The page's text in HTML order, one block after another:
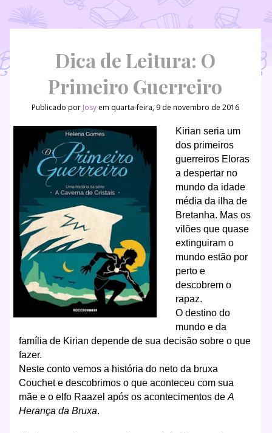
Dica de Leitura: O
Primeiro Guerreiro
Publicado por Josy em quarta-feira, 9 de novembro de 2016
Kirian seria um
dos primeiros
guerreiros Eloras
a despertar no
mundo da idade
média da ilha de
Bretanha. Mas os
vilões que quase
extinguiram o
mundo estão por
perto e
descobrem o
rapaz.
O destino do
mundo e da
família de Kirian depende de sua decisão sobre o que
fazer.
Neste conto vemos a história do neto da bruxa
Couchet e descobrimos o que aconteceu com sua
mãe e o elfo Raazel após os acontecimentos de A
Herança da Bruxa.